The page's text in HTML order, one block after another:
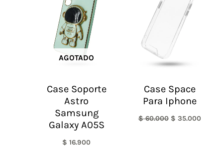
AGOTADO
Case Soporte
Astro
Samsung
Galaxy A05S
$ 16.900
Case Space
Para Iphone
$60.000
$ 60.000.
$ 35.000